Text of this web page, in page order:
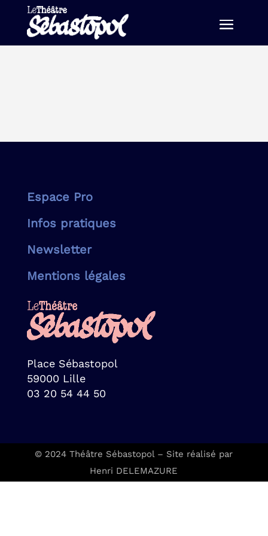
Espace Pro
Infos pratiques
Newsletter
Mentions légales
Place Sébastopol
59000 Lille
03 20 54 44 50
© 2024 Théâtre Sébastopol – Site réalisé par
Henri DELEMAZURE